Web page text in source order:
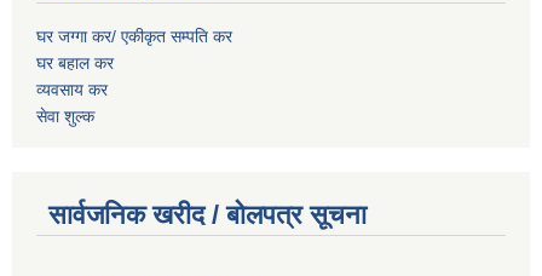
घर जग्गा कर/ एकीकृत सम्पति कर
घर बहाल कर
व्यवसाय कर
सेवा शुल्क
सार्वजनिक खरीद / बोलपत्र सूचना